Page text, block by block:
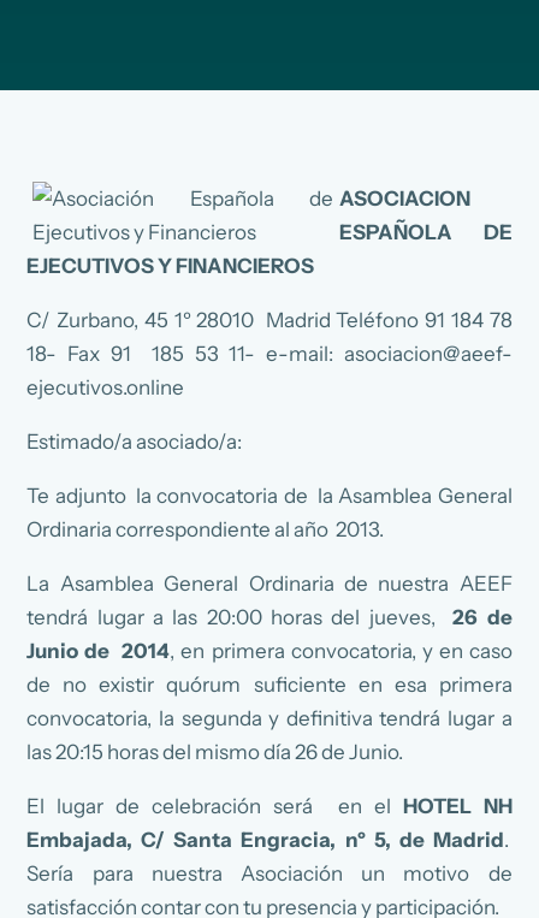
ASOCIACION
ESPAÑOLA DE
EJECUTIVOS Y FINANCIEROS
C/ Zurbano, 45 1º 28010 Madrid Teléfono 91 184 78
18- Fax 91 185 53 11- e-mail: asociacion@aeef-
ejecutivos.online
Estimado/a asociado/a:
Te adjunto la convocatoria de la Asamblea General
Ordinaria correspondiente al año 2013.
La Asamblea General Ordinaria de nuestra AEEF
tendrá lugar a las 20:00 horas del jueves,26 de
Junio de 2014, en primera convocatoria, y en caso
de no existir quórum suficiente en esa primera
convocatoria, la segunda y definitiva tendrá lugar a
las 20:15 horas del mismo día 26 de Junio.
El lugar de celebración será en el HOTEL NH
Embajada, C/ Santa Engracia, nº 5, de Madrid.
Sería para nuestra Asociación un motivo de
satisfacción contar con tu presencia y participación.